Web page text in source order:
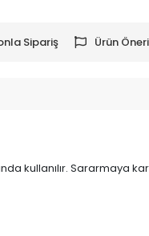
Sipariş Ürün
kullanılır. Sararmaya